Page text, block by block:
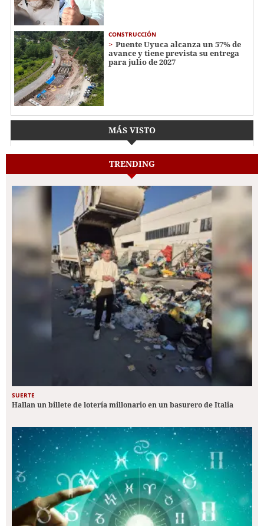
CONSTRUCCIÓN
Puente Uyuca alcanza un 57% de
avance y tiene prevista su entrega
para julio de 2027
MÁS VISTO
TRENDING
SUERTE
Hallan un billete de lotería millonario en un basurero de Italia